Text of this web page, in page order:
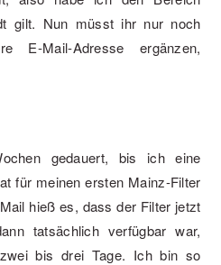
gilt. Nun müsst ihr nur noch
E-Mail-Adresse ergänzen,
gedauert, bis ich eine
für meinen ersten Mainz-Filter
hieß es, dass der Filter jetzt
tatsächlich verfügbar war,
bis drei Tage. Ich bin so